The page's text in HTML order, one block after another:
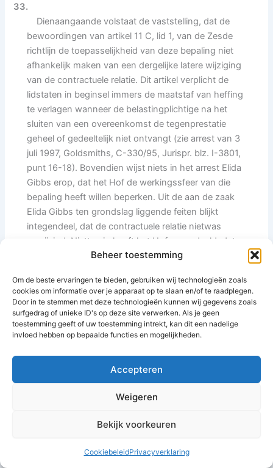
Beheer toestemming
Om de beste ervaringen te bieden, gebruiken wij technologieën zoals
cookies om informatie over je apparaat op te slaan en/of te raadplegen.
Door in te stemmen met deze technologieën kunnen wij gegevens zoals
surfgedrag of unieke ID's op deze site verwerken. Als je geen
toestemming geeft of uw toestemming intrekt, kan dit een nadelige
invloed hebben op bepaalde functies en mogelijkheden.
Accepteren
Weigeren
Bekijk voorkeuren
CookiebeleidPrivacyverklaring
33.
Dienaangaande volstaat de vaststelling, dat de
bewoordingen van artikel 11 C, lid 1, van de Zesde
richtlijn de toepasselijkheid van deze bepaling niet
afhankelijk maken van een dergelijke latere wijziging
van de contractuele relatie. Dit artikel verplicht de
lidstaten in beginsel immers de maatstaf van heffing
te verlagen wanneer de belastingplichtige na het
sluiten van een overeenkomst de tegenprestatie
geheel of gedeeltelijk niet ontvangt (zie arrest van 3
juli 1997, Goldsmiths, C-330/95, Jurispr. blz. I-3801,
punt 16-18). Bovendien wijst niets in het arrest Elida
Gibbs erop, dat het Hof de werkingssfeer van die
bepaling heeft willen beperken. Uit de aan de zaak
Elida Gibbs ten grondslag liggende feiten blijkt
integendeel, dat de contractuele relatie nietwas
gewijzigd. Niettemin heeft het Hof geoordeeld, dat
artikel 11 C, lid 1, van de Zesde richtlijn van
34.
Subsidiair voert Freemans aan, dat artikel 11 C, lid
1, aldus moet worden uitgelegd, dat in het kader van
het systeem van verkoopbevordering als bedoeld in
worden verlaagd op het tijdstip waarop het als
korting eigen aankopen betaalde bedrag op de
rekening van de agent wordt gecrediteerd.
boekhouding voor een agent opgenomen rekening